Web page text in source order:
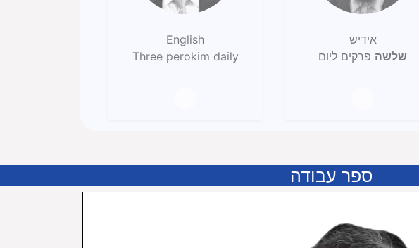
אידיש
שלשה פרקים ליום
English
Three perokim daily
ספר עבודה